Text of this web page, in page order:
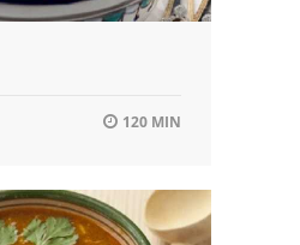
120 MIN